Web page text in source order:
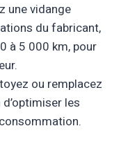
une vidange
du fabricant,
à 5 000 km, pour
ou remplacez
les